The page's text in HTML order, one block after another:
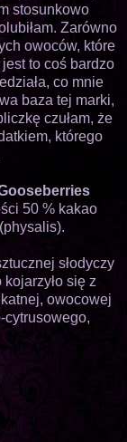
stosunkowo
Zarówno
owoców, które
to coś bardzo
co mnie
baza tej marki,
czułam, że
którego
50 % kakao
słodyczy
się z
owocowej
cytrusowego,